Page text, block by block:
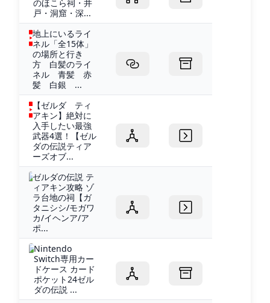
のほこら祠・井
戸・洞窟・深...
地上にいるライ
ネル「全15体」
の場所と行き
方 白髪のライ
ネル 青髪 赤
髪 白銀 ...
【ゼルダ ティ
アキン】絶対に
入手したい最強
武器4選！【ゼル
ダの伝説ティア
ーズオブ...
ゼルダの伝説 テ
ィアキン攻略 ゾ
ラ台地の祠【ガ
タニシシ/モガワ
カ/イヘンア/ア
ポ...
Nintendo
Switch専用カー
ドケース カード
ポケット24ゼル
ダの伝説 ...